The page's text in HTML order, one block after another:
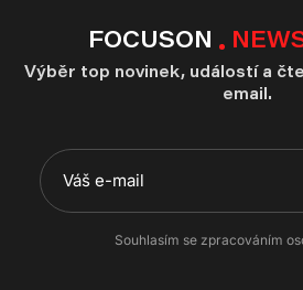
FOCUSON
Výběr top novinek, událostí a
email.
Souhlasím se zpracováním